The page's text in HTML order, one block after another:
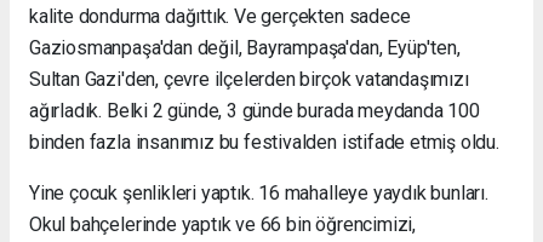
kalite dondurma dağıttık. Ve gerçekten sadece
Gaziosmanpaşa'dan değil, Bayrampaşa'dan, Eyüp'ten,
Sultan Gazi'den, çevre ilçelerden birçok vatandaşımızı
ağırladık. Belki 2 günde, 3 günde burada meydanda 100
binden fazla insanımız bu festivalden istifade etmiş oldu.
Yine çocuk şenlikleri yaptık. 16 mahalleye yaydık bunları.
Okul bahçelerinde yaptık ve 66 bin öğrencimizi,